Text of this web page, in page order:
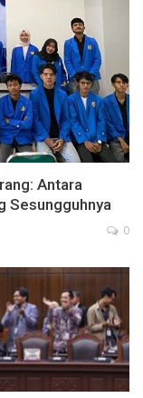
Antara
Sesungguhnya
0